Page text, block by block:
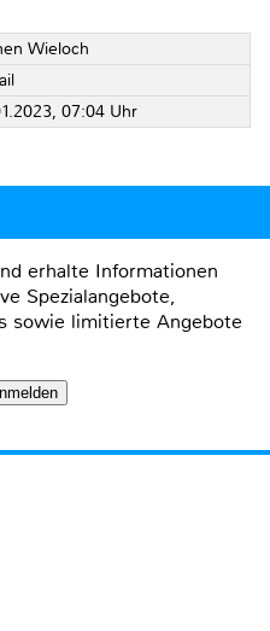
Wieloch
07:04 Uhr
erhalte Informationen
Spezialangebote,
sowie limitierte Angebote